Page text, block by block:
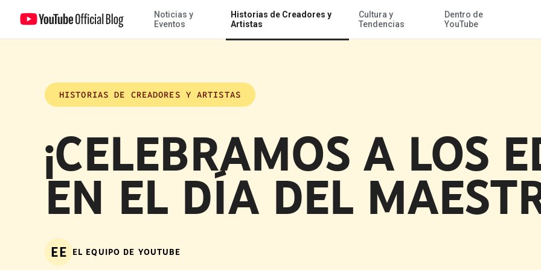
Acceder al contenido
Noticias y
Eventos
Historias de Creadores y
Artistas
Cultura y
Tendencias
Dentro de
YouTube
¡Celebramos a los EduTubers en el Día del Maestro!
HISTORIAS DE CREADORES Y ARTISTAS
¡CELEBRAMOS A LOS
EN EL DÍA DEL
EE EL EQUIPO DE YOUTUBE